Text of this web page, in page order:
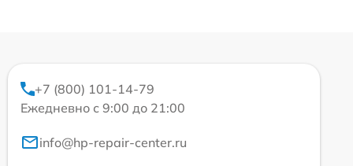
+7 (800) 101-14-79
Ежедневно с 9:00 до 21:00
info@hp-repair-center.ru